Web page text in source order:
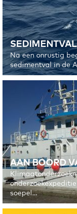
Na een onrustig
sedimentval in de
AAN BOORD
soepel…